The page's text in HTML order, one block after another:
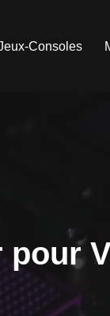
Consoles
pour